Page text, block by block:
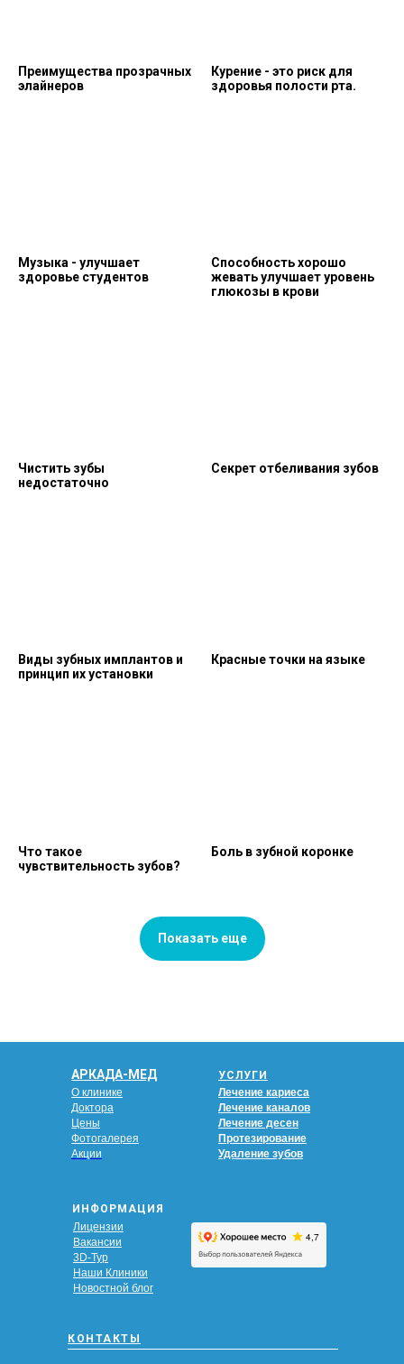
Преимущества прозрачных
элайнеров
Курение - это риск для
здоровья полости рта.
Музыка - улучшает
здоровье студентов
Способность хорошо
жевать улучшает уровень
глюкозы в крови
Чистить зубы
недостаточно
Секрет отбеливания зубов
Виды зубных имплантов и
принцип их установки
Красные точки на языке
Что такое
чувствительность зубов?
Боль в зубной коронке
Показать еще
О клинике
Доктора
Цены
Фотогалерея
Акции
УСЛУГИ
Лечение кариеса
Лечение каналов
Лечение десен
Протезирование
Удаление зубов
ИНФОРМАЦИЯ
Лицензии
Вакансии
3D-Тур
Наши Клиники
Новостной блог
КОНТАКТЫ
АРКАДА-МЕД